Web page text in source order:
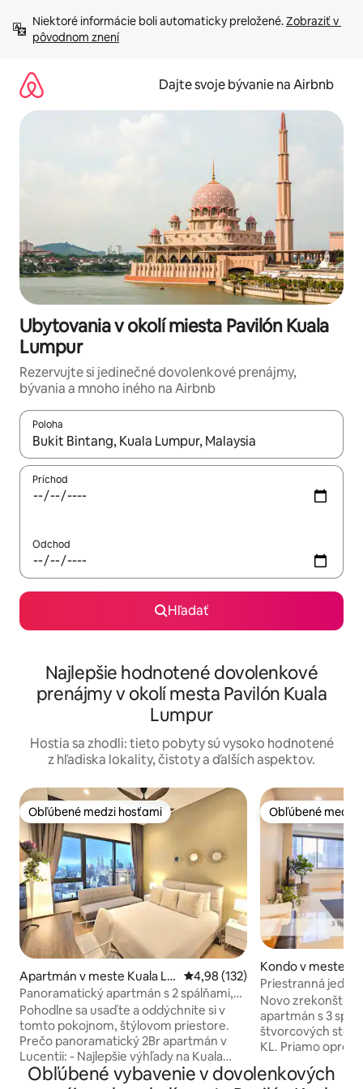
obsah.
Niektoré informácie boli automaticky preložené. Zobraziť v
pôvodnom znení
Dajte svoje bývanie na Airbnb
Ubytovania v okolí miesta Pavilón Kuala
Lumpur
Rezervujte si jedinečné dovolenkové prenájmy,
bývania a mnoho iného na Airbnb
Poloha
Keď budú výsledky k dispozícii, môžete si ich prechádzať
Príchod
Odchod
Hľadať
Najlepšie hodnotené dovolenkové
prenájmy v okolí mesta Pavilón Kuala
Lumpur
Hostia sa zhodli: tieto pobyty sú vysoko hodnotené
z hľadiska lokality, čistoty a ďalších aspektov.
Obľúbené medzi hosťami
Obľúbené medzi hosťami
Apartmán v meste Kuala Lu
mpur
Priemerné ohodnotenie 4,98 z
4,98 (132)
Panoramatický apartmán s 2 spálňami,
výhľadom na KLCC a nekonečným
bazénom
Pohodlne sa usaďte a oddýchnite si v
tomto pokojnom, štýlovom priestore.
Prečo panoramatický 2Br apartmán v
Lucentii: - Najlepšie výhľady na Kuala
Lumpur - Krásne zdobené zábavným
Obľúbené medzi
Obľúbené medzi
Kondo v meste
ur
Priestranná
KLCC
Novo
apartmán s 3
štvorcových stôp
KL. Priamo
ideálne pre rodinu
Obľúbené vybavenie v dovolenkových